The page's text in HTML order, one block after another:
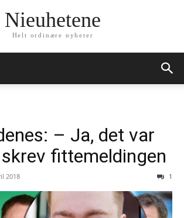
Nieuhetene
Helt ordinære nyheter
– Ja, det var
fittemeldingen
2018 1